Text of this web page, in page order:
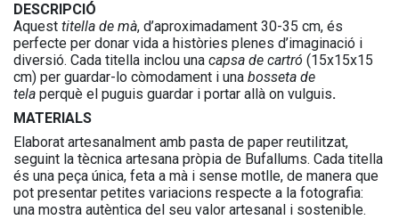
DESCRIPCIÓ
Aquest titella de mà, d’aproximadament 30-35 cm, és
perfecte per donar vida a històries plenes d’imaginació i
diversió. Cada titella inclou una capsa de cartró (15x15x15
cm) per guardar-lo còmodament i una bosseta de
tela perquè el puguis guardar i portar allà on vulguis.
MATERIALS
Elaborat artesanalment amb pasta de paper reutilitzat,
seguint la tècnica artesana pròpia de Bufallums. Cada titella
és una peça única, feta a mà i sense motlle, de manera que
pot presentar petites variacions respecte a la fotografia:
una mostra autèntica del seu valor artesanal i sostenible.